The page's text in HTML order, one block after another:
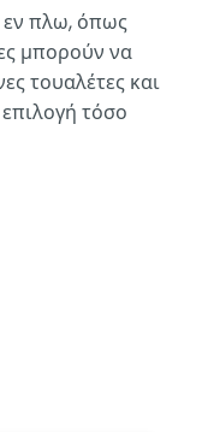
εν πλω, όπως
μπορούν να
τουαλέτες και
τόσο